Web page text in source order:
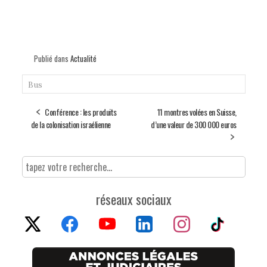
Publié dans Actualité
Bus
Conférence : les produits
de la colonisation israélienne
11 montres volées en Suisse,
d’une valeur de 300 000 euros
réseaux sociaux